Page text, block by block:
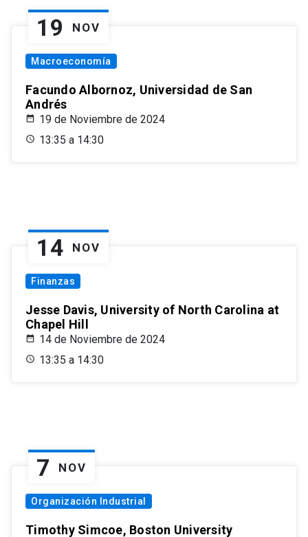
19 NOV
Macroeconomía
Facundo Albornoz, Universidad de San
Andrés
19 de Noviembre de 2024
13:35 a 14:30
14 NOV
Finanzas
Jesse Davis, University of North Carolina at
Chapel Hill
14 de Noviembre de 2024
13:35 a 14:30
7 NOV
Organización Industrial
Timothy Simcoe, Boston University